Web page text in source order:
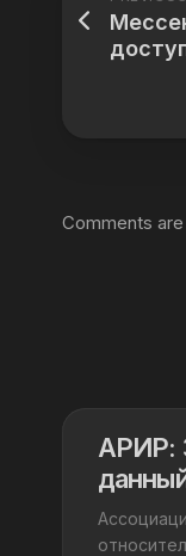
Comments
АРИР: